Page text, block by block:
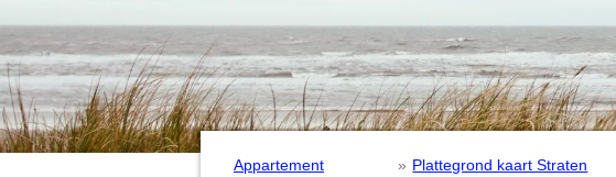
Appartement
» Plattegrond kaart Straten